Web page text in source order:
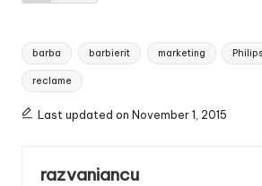
Tags:
barba barbierit marketing Philips
reclame
Last updated on November 1, 2015
razvaniancu